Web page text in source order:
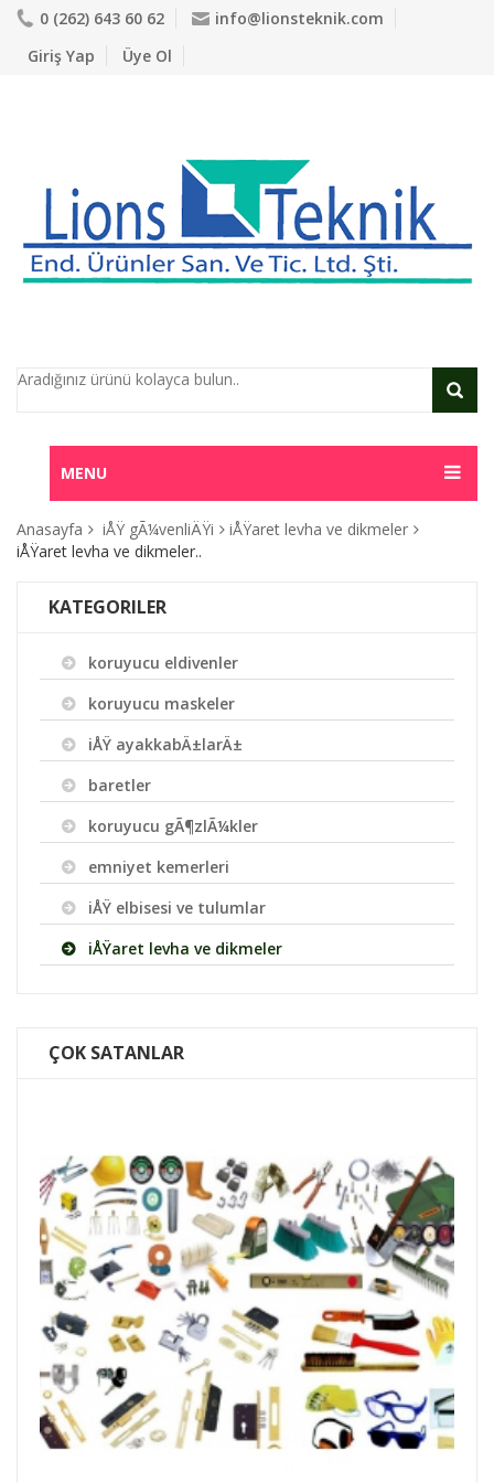
0 (262) 643 60 62
info@lionsteknik.com
Giriş Yap
Üye Ol
MENU
Anasayfa iÅŸ gÃ¼venliÄŸi
iÅŸaret levha ve dikmeler
iÅŸaret levha ve dikmeler..
KATEGORILER
koruyucu eldivenler
koruyucu maskeler
iÅŸ ayakkabÄ±larÄ±
baretler
koruyucu gÃ¶zlÃ¼kler
emniyet kemerleri
iÅŸ elbisesi ve tulumlar
iÅŸaret levha ve dikmeler
ÇOK SATANLAR